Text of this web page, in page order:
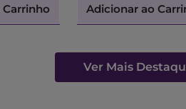
Adicionar ao
Ver Mais